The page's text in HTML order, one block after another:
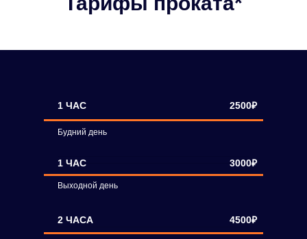
1 ЧАС
2 ЧАСА
Будний день
2500₽
4500₽
3000₽
Выходной день
1 ЧАС